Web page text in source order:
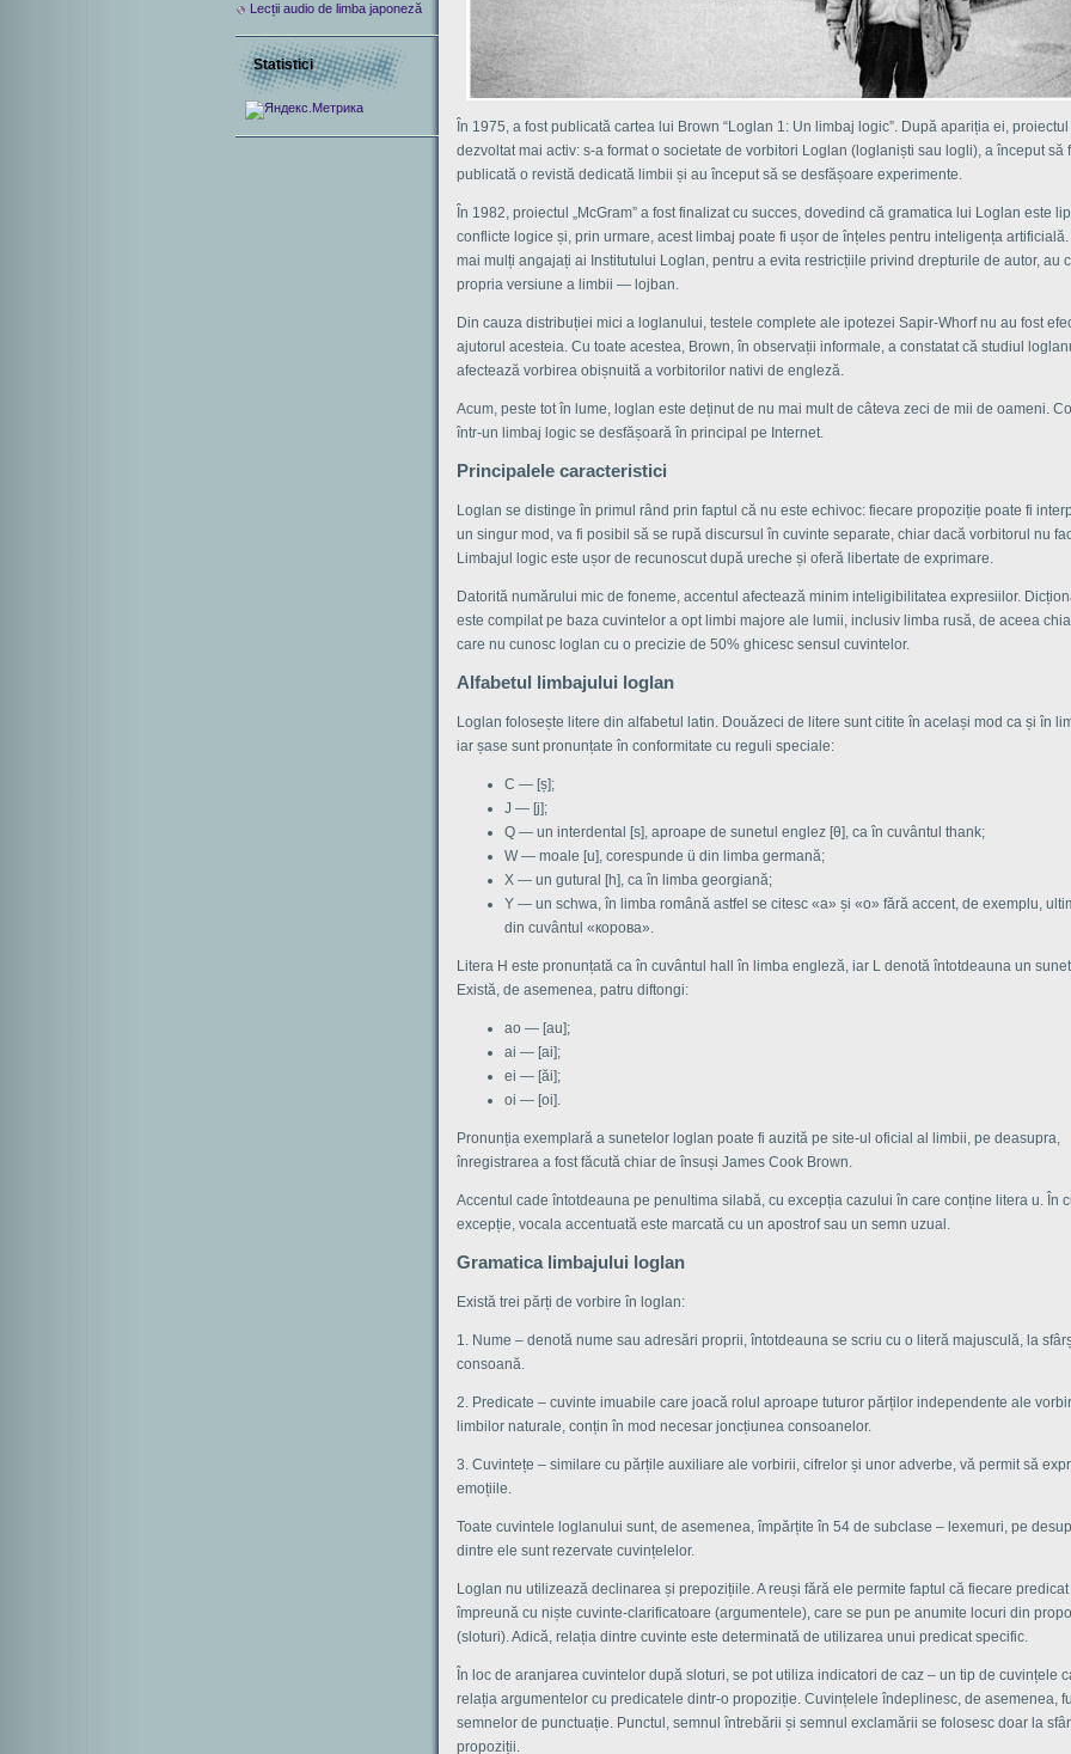
În 1975, a fost publicată cartea lui Brown “Loglan 1: Un limbaj logic”. După apariția ei,
dezvoltat mai activ: s-a format o societate de vorbitori Loglan (loglaniști sau logli), a început să
publicată o revistă dedicată limbii și au început să se desfășoare experimente.
În 1982, proiectul „McGram” a fost finalizat cu succes, dovedind că gramatica lui Loglan este
conflicte logice și, prin urmare, acest limbaj poate fi ușor de înțeles pentru inteligența
mai mulți angajați ai Institutului Loglan, pentru a evita restricțiile privind drepturile de autor, au
propria versiune a limbii — lojban.
Din cauza distribuției mici a loglanului, testele complete ale ipotezei Sapir-Whorf nu au fost
ajutorul acesteia. Cu toate acestea, Brown, în observații informale, a constatat că studiul
afectează vorbirea obișnuită a vorbitorilor nativi de engleză.
Acum, peste tot în lume, loglan este deținut de nu mai mult de câteva zeci de mii de oameni.
într-un limbaj logic se desfășoară în principal pe Internet.
Principalele caracteristici
Loglan se distinge în primul rând prin faptul că nu este echivoc: fiecare propoziție poate fi
un singur mod, va fi posibil să se rupă discursul în cuvinte separate, chiar dacă vorbitorul nu
Limbajul logic este ușor de recunoscut după ureche și oferă libertate de exprimare.
Datorită numărului mic de foneme, accentul afectează minim inteligibilitatea expresiilor.
este compilat pe baza cuvintelor a opt limbi majore ale lumii, inclusiv limba rusă, de aceea
care nu cunosc loglan cu o precizie de 50% ghicesc sensul cuvintelor.
Alfabetul limbajului loglan
Loglan folosește litere din alfabetul latin. Douăzeci de litere sunt citite în același mod ca și în
iar șase sunt pronunțate în conformitate cu reguli speciale:
С — [ș];
J — [j];
Q — un interdental [s], aproape de sunetul englez [θ], ca în cuvântul thank;
W — moale [u], corespunde ü din limba germană;
X — un gutural [h], ca în limba georgiană;
Y — un schwa, în limba română astfel se citesc «a» și «o» fără accent, de exemplu,
din cuvântul «корова».
Litera H este pronunțată ca în cuvântul hall în limba engleză, iar L denotă întotdeauna un
Există, de asemenea, patru diftongi:
ao — [au];
ai — [ai];
ei — [ăi];
oi — [oi].
Pronunția exemplară a sunetelor loglan poate fi auzită pe site-ul oficial al limbii, pe deasupra,
înregistrarea a fost făcută chiar de însuși James Cook Brown.
Accentul cade întotdeauna pe penultima silabă, cu excepția cazului în care conține litera u. În
excepție, vocala accentuată este marcată cu un apostrof sau un semn uzual.
Gramatica limbajului loglan
Există trei părți de vorbire în loglan:
1. Nume – denotă nume sau adresări proprii, întotdeauna se scriu cu o literă majusculă, la
consoană.
2. Predicate – cuvinte imuabile care joacă rolul aproape tuturor părților independente ale
limbilor naturale, conțin în mod necesar joncțiunea consoanelor.
3. Cuvintețe – similare cu părțile auxiliare ale vorbirii, cifrelor și unor adverbe, vă permit să
emoțiile.
Toate cuvintele loglanului sunt, de asemenea, împărțite în 54 de subclase – lexemuri, pe
dintre ele sunt rezervate cuvințelelor.
Loglan nu utilizează declinarea și prepozițiile. A reuși fără ele permite faptul că fiecare
împreună cu niște cuvinte-clarificatoare (argumentele), care se pun pe anumite locuri din
(sloturi). Adică, relația dintre cuvinte este determinată de utilizarea unui predicat specific.
În loc de aranjarea cuvintelor după sloturi, se pot utiliza indicatori de caz – un tip de cuvințele
relația argumentelor cu predicatele dintr-o propoziție. Cuvințelele îndeplinesc, de asemenea,
semnelor de punctuație. Punctul, semnul întrebării și semnul exclamării se folosesc doar la
propoziții.
Lecții audio de limba japoneză
Statistici